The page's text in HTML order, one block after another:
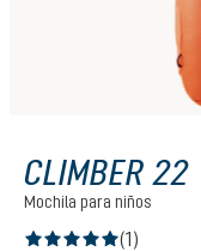
CLIMBER 22
Mochila para niños
(1)